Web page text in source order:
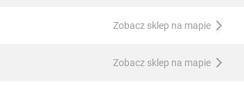
Zobacz sklep na mapie
Zobacz sklep na mapie